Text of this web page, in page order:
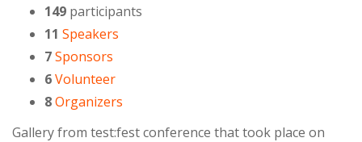
149 participants
11 Speakers
7Sponsors
6Volunteer
8Organizers
Gallery from test:fest conference that took place on